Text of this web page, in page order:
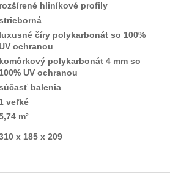
rozšírené hliníkové profily
luxusné číry polykarbonát so 100%
ochranou
komôrkový polykarbonát 4 mm so
100% UV ochranou
balenia
1 veľké
m²
x 185 x 209